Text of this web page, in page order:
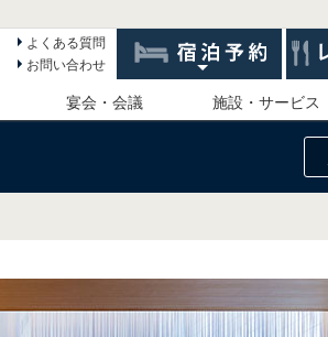
よくある質問
お問い合わせ
宴会・会議 施設・サービス